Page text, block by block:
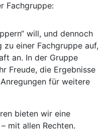
Fachgruppe:
will, und dennoch
einer Fachgruppe auf,
an. In der Gruppe
Freude, die Ergebnisse
für weitere
bieten wir eine
mit allen Rechten.